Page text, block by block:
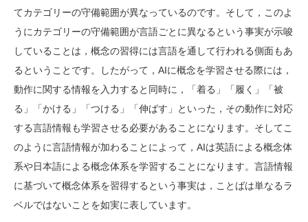
てカテゴリーの守備範囲が異なっているのです。そして，このよ
うにカテゴリーの守備範囲が言語ごとに異なるという事実が示唆
していることは，概念の習得には言語を通して行われる側面もあ
るということです。したがって，AIに概念を学習させる際には，
動作に関する情報を入力すると同時に，「着る」「履く」「被
る」「かける」「つける」「伸ばす」といった，その動作に対応
する言語情報も学習させる必要があることになります。そしてこ
のように言語情報が加わることによって，AIは英語による概念体
系や日本語による概念体系を学習することになります。言語情報
に基づいて概念体系を習得するという事実は，ことばは単なるラ
ベルではないことを如実に表しています。